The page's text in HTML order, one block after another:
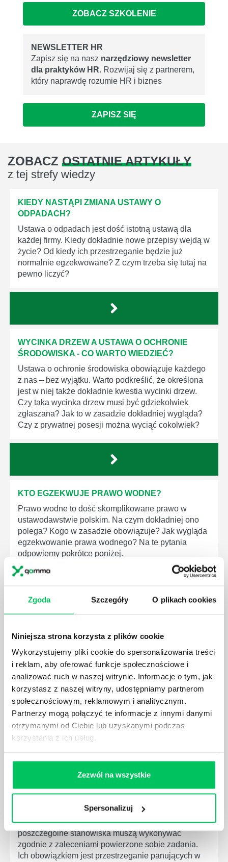
Zgoda Szczegóły O plikach cookies
Niniejsza strona korzysta z plików cookie
Wykorzystujemy pliki cookie do spersonalizowania treści
i reklam, aby oferować funkcje społecznościowe i
analizować ruch w naszej witrynie. Informacje o tym, jak
korzystasz z naszej witryny, udostępniamy partnerom
społecznościowym, reklamowym i analitycznym.
Partnerzy mogą połączyć te informacje z innymi danymi
otrzymanymi od Ciebie lub uzyskanymi podczas
korzystania z ich usług.
Zezwól na wszystkie
Spersonalizuj
ZOBACZ SZKOLENIE
NEWSLETTER HR
Zapisz się na nasz narzędziowy newsletter
dla praktyków HR. Rozwijaj się z partnerem,
który naprawdę rozumie HR i biznes
ZAPISZ SIĘ
ZOBACZ OSTATNIE ARTYKUŁY
z tej strefy wiedzy
KIEDY NASTĄPI ZMIANA USTAWY O
ODPADACH?
Ustawa o odpadach jest dość istotną ustawą dla
każdej firmy. Kiedy dokładnie nowe przepisy wejdą w
życie? Od kiedy ich przestrzeganie będzie już
normalnie egzekwowane? Z czym trzeba się tutaj na
pewno liczyć?
WYCINKA DRZEW A USTAWA O OCHRONIE
ŚRODOWISKA - CO WARTO WIEDZIEĆ?
Ustawa o ochronie środowiska obowiązuje każdego
z nas – bez wyjątku. Warto podkreślić, że określona
jest w niej także dokładnie kwestia wycinki drzew.
Czy taka wycinka drzew musi być gdziekolwiek
zgłaszana? Jak to w zasadzie dokładniej wygląda?
Czy z prywatnej posesji można wyciąć cokolwiek?
KTO EGZEKWUJE PRAWO WODNE?
Prawo wodne to dość skomplikowane prawo w
ustawodawstwie polskim. Na czym dokładniej ono
polega? Kogo w zasadzie obowiązuje? Jak wygląda
egzekwowanie prawa wodnego? Na te pytania
odpowiemy pokrótce poniżej.
WYMAGANIAMI NORM JAKOŚCI WYROBÓW
W związku z ogromnym rozwojem dzisiejszego
społeczeństwa wprowadzane jest coraz więcej reguł,
które mają za zadanie poprawić poszczególne
dziedziny gospodarki. Dzięki nim wszystkie firmy
będą zobowiązane przestrzegać zasad, których
wprowadzenie dąży do ujednolicenia jakości
produktów, które trafiają do klientów.
CZYM ZAJMUJE SIĘ AUDYTOR WEWNĘTRZNY
LABORATORIUM?
W każdym miejscu pracy osoby zatrudnione na
poszczególne stanowiska muszą wykonywać
zgodnie z zaleceniami powierzone sobie zadania.
Ich obowiązkiem jest przestrzeganie panujących w